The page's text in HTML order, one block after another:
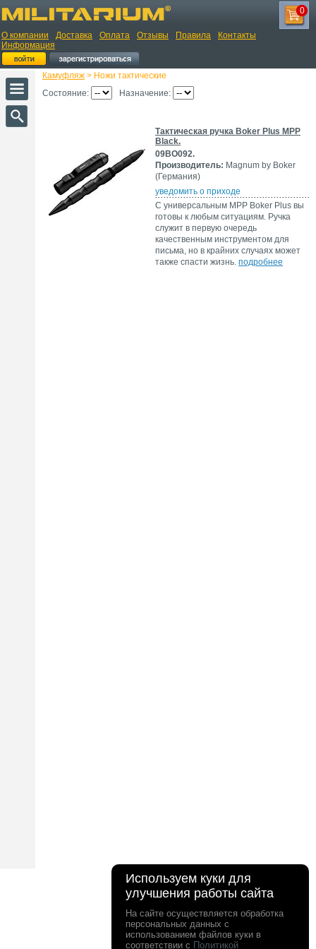
О компании Доставка Оплата Отзывы Правила
Контакты
Информация
0
Камуфляж > Ножи тактические
Состояние:
Назначение:
Тактическая ручка Boker Plus MPP
Black.
09BO092.
Производитель: Magnum by Boker
(Германия)
уведомить о приходе
С универсальным MPP Boker Plus вы
готовы к любым ситуациям. Ручка
служит в первую очередь
качественным инструментом для
письма, но в крайних случаях может
также спасти жизнь. подробнее
Используем куки для
улучшения работы сайта
На сайте осуществляется обработка
персональных данных с
использованием файлов куки в
соответствии с Политикой